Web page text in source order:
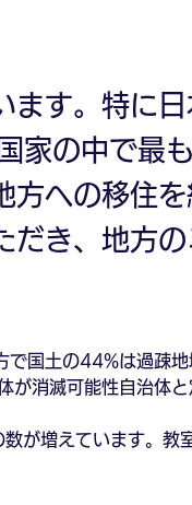
ます。特に
家の中で最
方への移住
だき、地方の
国土の44%は過疎地
消滅可能性自治体と
が増えています。教